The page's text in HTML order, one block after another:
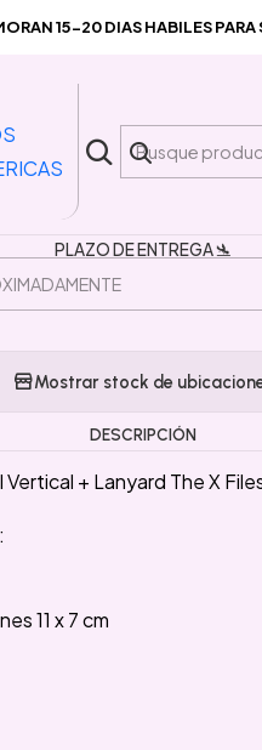
15-20 DIAS HABILES PARA
+ Lanyard The X Files
The X
PLAZO DE ENTREGA 🛬
Mostrar stock de
DESCRIPCIÓN
+ Lanyard The X
11 x 7 cm